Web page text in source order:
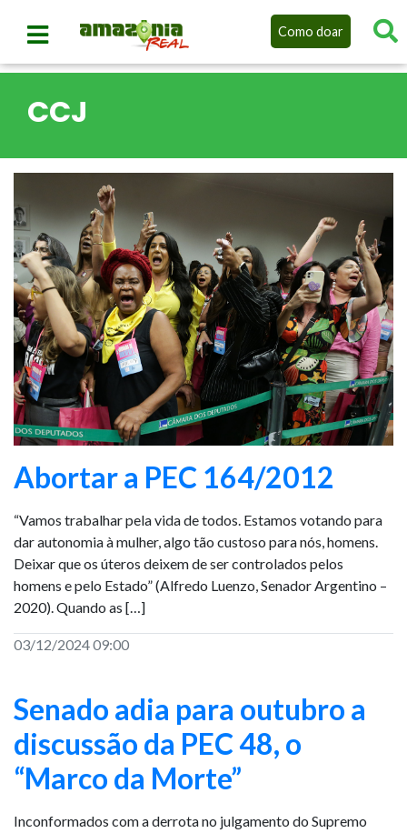
Como doar
CCJ
Abortar a PEC 164/2012
“Vamos trabalhar pela vida de todos. Estamos votando para
dar autonomia à mulher, algo tão custoso para nós, homens.
Deixar que os úteros deixem de ser controlados pelos
homens e pelo Estado” (Alfredo Luenzo, Senador Argentino –
2020). Quando as […]
03/12/2024 09:00
Senado adia para outubro a
discussão da PEC 48, o
“Marco da Morte”
Inconformados com a derrota no julgamento do Supremo